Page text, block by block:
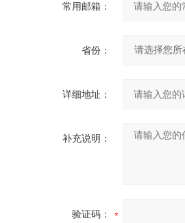
常用邮箱：
省份：
详细地址：
补充说明：
验证码：